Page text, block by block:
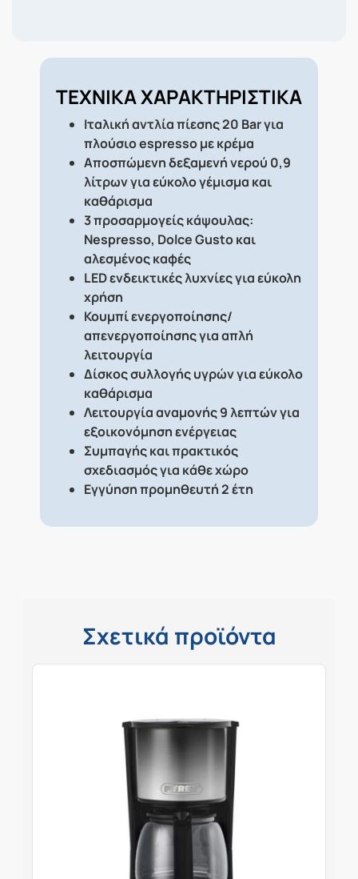
ΤΕΧΝΙΚΑ ΧΑΡΑΚΤΗΡΙΣΤΙΚΑ
Ιταλική αντλία πίεσης 20 Bar για
πλούσιο espresso με κρέμα
Αποσπώμενη δεξαμενή νερού 0,9
λίτρων για εύκολο γέμισμα και
καθάρισμα
3 προσαρμογείς κάψουλας:
Nespresso, Dolce Gusto και
αλεσμένος καφές
LED ενδεικτικές λυχνίες για εύκολη
χρήση
Κουμπί ενεργοποίησης/
απενεργοποίησης για απλή
λειτουργία
Δίσκος συλλογής υγρών για εύκολο
καθάρισμα
Λειτουργία αναμονής 9 λεπτών για
εξοικονόμηση ενέργειας
Συμπαγής και πρακτικός
σχεδιασμός για κάθε χώρο
Εγγύηση προμηθευτή 2 έτη
Σχετικά προϊόντα